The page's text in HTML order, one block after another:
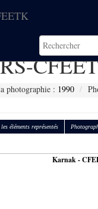
photographie : 1990
éléments représentés